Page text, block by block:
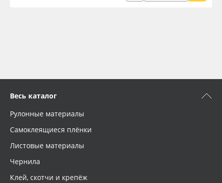
Весь каталог
Рулонные материалы
Самоклеящиеся плёнки
Листовые материалы
Чернила
Клей, скотчи и крепёж